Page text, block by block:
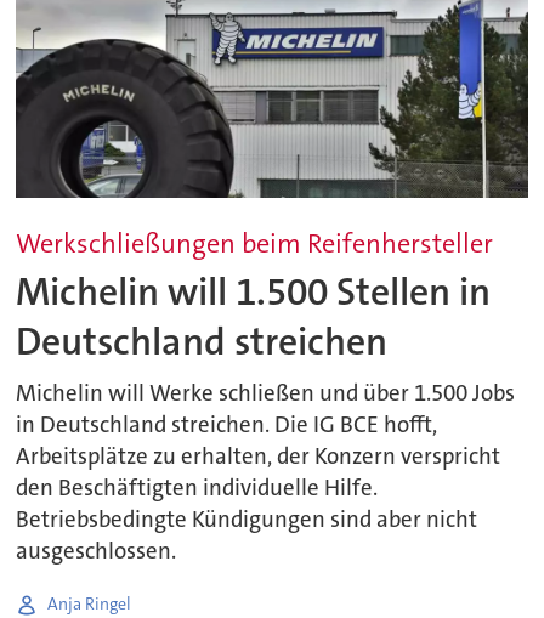
Werkschließungen beim Reifenhersteller
Michelin will 1.500 Stellen in
Deutschland streichen
Michelin will Werke schließen und über 1.500 Jobs
in Deutschland streichen. Die IG BCE hofft,
Arbeitsplätze zu erhalten, der Konzern verspricht
den Beschäftigten individuelle Hilfe.
Betriebsbedingte Kündigungen sind aber nicht
ausgeschlossen.
Anja Ringel